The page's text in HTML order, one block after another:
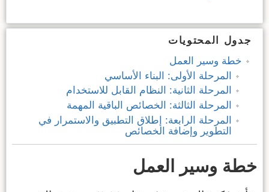
جدول المحتويات
خطة وسير العمل
المرحلة الأولى: البناء الأساسي
المرحلة الثانية: النظام القابل للاستخدام
المرحلة الثالثة: الخصائص الباقية المهمة
المرحلة الرابعة: إطلاق التطبيق والاستمرار في
التطوير وإضافة الخصائص
خطة وسير العمل